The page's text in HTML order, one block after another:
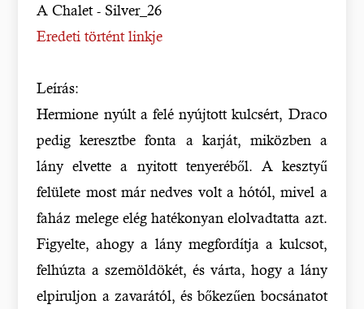
A Chalet - Silver_26
Eredeti történt linkje
Leírás:
Hermione nyúlt a felé nyújtott kulcsért, Draco
pedig keresztbe fonta a karját, miközben a
lány elvette a nyitott tenyeréből. A kesztyű
felülete most már nedves volt a hótól, mivel a
faház melege elég hatékonyan elolvadtatta azt.
Figyelte, ahogy a lány megfordítja a kulcsot,
felhúzta a szemöldökét, és várta, hogy a lány
elpiruljon a zavarától, és bőkezűen bocsánatot